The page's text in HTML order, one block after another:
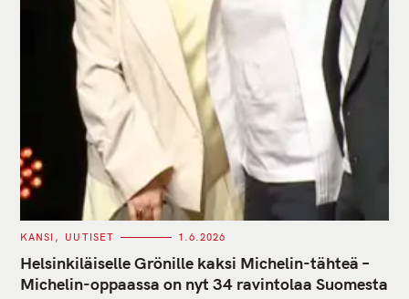
C
T
E
G
O
KANSI UUTISET 1.6.2026
Helsinkiläiselle Grönille kaksi Michelin-tähteä –
Michelin-oppaassa on nyt 34 ravintolaa Suomesta